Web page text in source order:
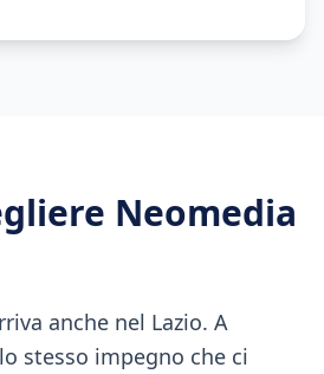
Neomedia
anche nel Lazio. A
stesso impegno che ci